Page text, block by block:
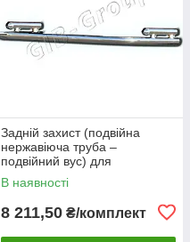
Задній захист (подвійна
нержавіюча труба –
подвійний вус) для
Volkswagen Sharan I (1999-
2009) d60х1,6мм
В наявності
8 211,50 ₴/комплект